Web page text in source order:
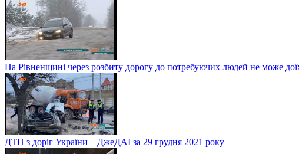
На Рівненщині через розбиту дорогу до потребуючих людей не може
ДТП з доріг України – ДжеДАІ за 29 грудня 2021 року